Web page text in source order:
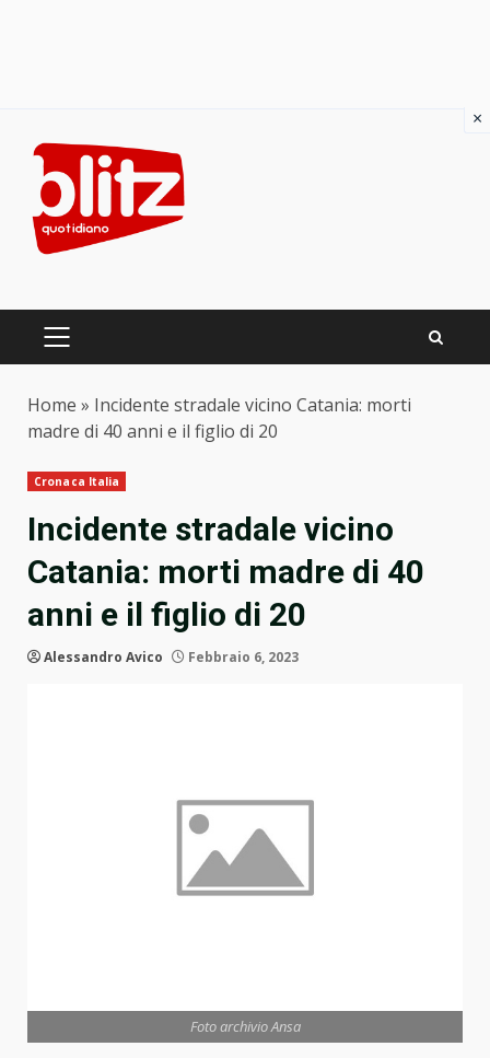
content
PRIMARY
Home » Incidente stradale vicino Catania: morti
madre di 40 anni e il figlio di 20
Cronaca Italia
Incidente stradale vicino
Catania: morti madre di 40
anni e il figlio di 20
Alessandro Avico Febbraio 6, 2023
Foto archivio Ansa
×